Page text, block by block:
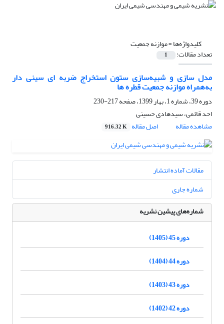
کلیدواژه‌ها =موازنه جمعیت
تعداد مقالات: 1
مدل سازی و شبیه‌سازی ستون استخراج ضربه ای سینی دار
به‌همراه موازنه جمعیت قطره ها
دوره 39، شماره 1، بهار 1399، صفحه
217-230
احد قائمی، سیدهادی حسینی
مشاهده مقاله
اصل مقاله 916.32 K
مقالات آماده انتشار
شماره جاری
شماره‌های پیشین نشریه
دوره 45 (1405)
دوره 44 (1404)
دوره 43 (1403)
دوره 42 (1402)